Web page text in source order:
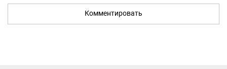
Комментировать